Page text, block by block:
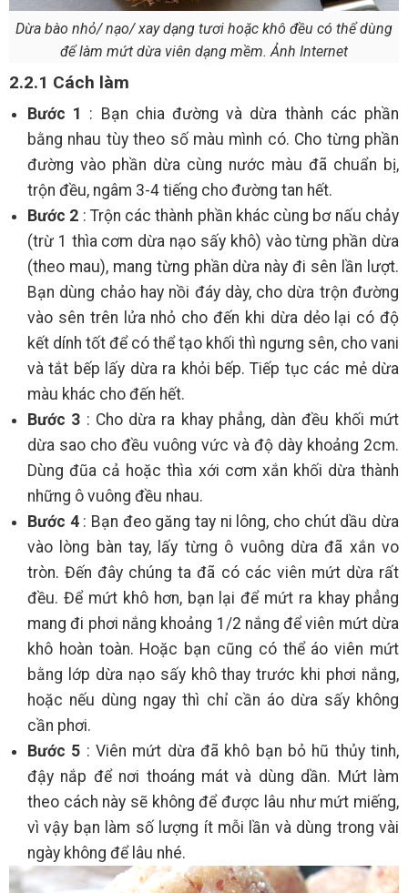
Dừa bào nhỏ/ nạo/ xay dạng tươi hoặc khô đều có thể dùng
để làm mứt dừa viên dạng mềm. Ảnh Internet
2.2.1 Cách làm
Bước 1 : Bạn chia đường và dừa thành các phần
bằng nhau tùy theo số màu mình có. Cho từng phần
đường vào phần dừa cùng nước màu đã chuẩn bị,
trộn đều, ngâm 3-4 tiếng cho đường tan hết.
Bước 2 : Trộn các thành phần khác cùng bơ nấu chảy
(trừ 1 thìa cơm dừa nạo sấy khô) vào từng phần dừa
(theo mau), mang từng phần dừa này đi sên lần lượt.
Bạn dùng chảo hay nồi đáy dày, cho dừa trộn đường
vào sên trên lửa nhỏ cho đến khi dừa dẻo lại có độ
kết dính tốt để có thể tạo khối thì ngưng sên, cho vani
và tắt bếp lấy dừa ra khỏi bếp. Tiếp tục các mẻ dừa
màu khác cho đến hết.
Bước 3 : Cho dừa ra khay phẳng, dàn đều khối mứt
dừa sao cho đều vuông vức và độ dày khoảng 2cm.
Dùng đũa cả hoặc thìa xới cơm xắn khối dừa thành
những ô vuông đều nhau.
Bước 4: Bạn đeo găng tay ni lông, cho chút dầu dừa
vào lòng bàn tay, lấy từng ô vuông dừa đã xắn vo
tròn. Đến đây chúng ta đã có các viên mứt dừa rất
đều. Để mứt khô hơn, bạn lại để mứt ra khay phẳng
mang đi phơi nắng khoảng 1/2 nắng để viên mứt dừa
khô hoàn toàn. Hoặc bạn cũng có thể áo viên mứt
bằng lớp dừa nạo sấy khô thay trước khi phơi nắng,
hoặc nếu dùng ngay thì chỉ cần áo dừa sấy không
cần phơi.
Bước 5 : Viên mứt dừa đã khô bạn bỏ hũ thủy tinh,
đậy nắp để nơi thoáng mát và dùng dần. Mứt làm
theo cách này sẽ không để được lâu như mứt miếng,
vì vậy bạn làm số lượng ít mỗi lần và dùng trong vài
ngày không để lâu nhé.